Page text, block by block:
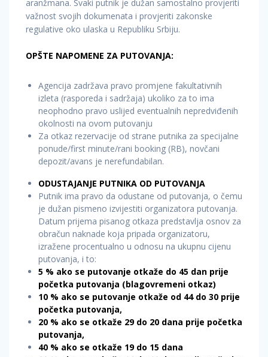
aranžmana. Svaki putnik je dužan samostalno provjeriti
važnost svojih dokumenata i provjeriti zakonske
regulative oko ulaska u Republiku Srbiju.
OPŠTE NAPOMENE ZA PUTOVANJA:
Agencija zadržava pravo promjene fakultativnih
izleta (rasporeda i sadržaja) ukoliko za to ima
neophodno pravo uslijed eventualnih nepredviđenih
okolnosti na ovom putovanju
Za otkaz rezervacije od strane putnika za specijalne
ponude/first minute/rani booking (RB), novčani
depozit/avans je nerefundabilan.
ODUSTAJANJE PUTNIKA OD PUTOVANJA
Putnik ima pravo da odustane od putovanja, o čemu
je dužan pismeno izvijestiti organizatora putovanja.
Datum prijema pisanog otkaza predstavlja osnov za
obračun naknade koja pripada organizatoru,
izražene procentualno u odnosu na ukupnu cijenu
putovanja, i to:
5 % ako se putovanje otkaže do 45 dan prije
početka putovanja (blagovremeni otkaz)
10 % ako se putovanje otkaže od 44 do 30 prije
početka putovanja,
20 % ako se otkaže 29 do 20 dana prije početka
putovanja,
40 % ako se otkaže 19 do 15 dana